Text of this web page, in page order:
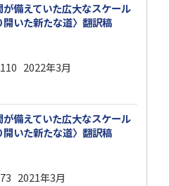
備えていた広大なスケール
いた新たな道〉翻訳稿
2022年3月
備えていた広大なスケール
いた新たな道〉翻訳稿
2021年3月